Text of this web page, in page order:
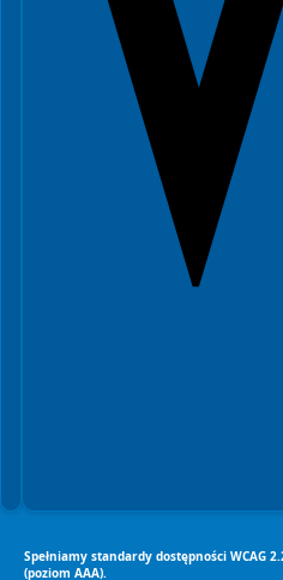
Spełniamy standardy dostępności WCAG
(poziom AAA).